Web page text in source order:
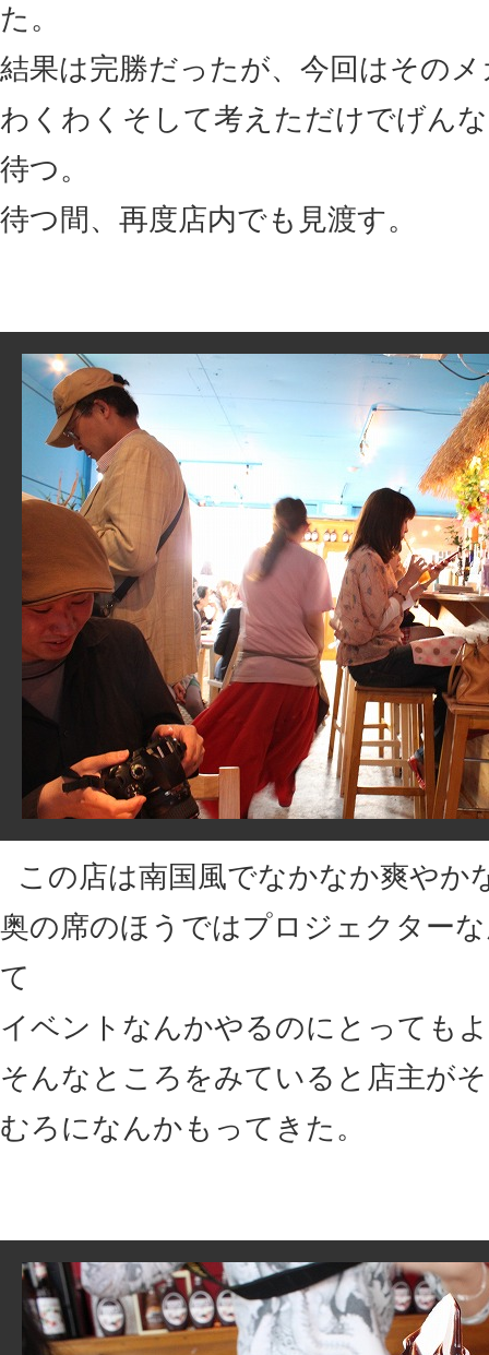
た。
結果は完勝だったが、今回はその
わくわくそして考えただけでげん
待つ。
待つ間、再度店内でも見渡す。
この店は南国風でなかなか爽やか
奥の席のほうではプロジェクター
て
イベントなんかやるのにとっても
そんなところをみていると店主が
むろになんかもってきた。